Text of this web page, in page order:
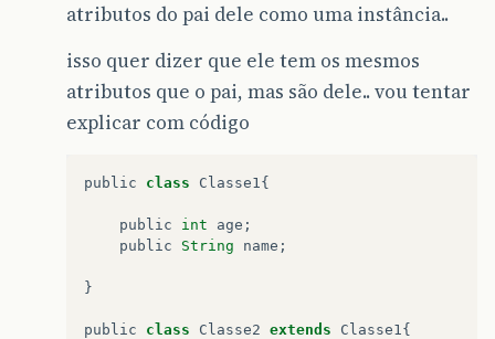
atributos do pai dele como uma instância..
isso quer dizer que ele tem os mesmos
atributos que o pai, mas são dele.. vou tentar
explicar com código
public class Classe1 {
public int age ;
public
String name ;
}
public class Classe2 extends Classe1 {